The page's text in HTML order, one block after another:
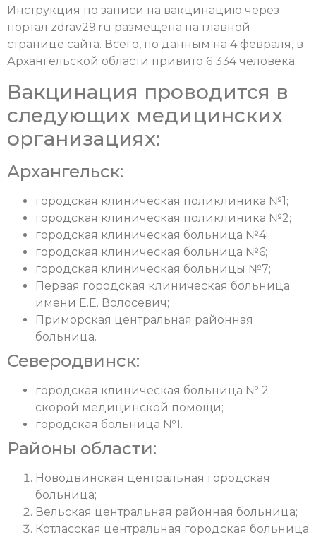
Инструкция по записи на вакцинацию через
портал zdrav29.ru размещена на главной
странице сайта. Всего, по данным на 4 февраля, в
Архангельской области привито 6 334 человека.
Вакцинация проводится в
следующих медицинских
организациях:
Архангельск:
городская клиническая поликлиника №1;
городская клиническая поликлиника №2;
городская клиническая больница №4;
городская клиническая больница №6;
городская клиническая больницы №7;
Первая городская клиническая больница
имени Е.Е. Волосевич;
Приморская центральная районная
больница.
Северодвинск:
городская клиническая больница № 2
скорой медицинской помощи;
городская больница №1.
Районы области:
Новодвинская центральная городская
больница;
Вельская центральная районная больница;
Котласская центральная городская больница